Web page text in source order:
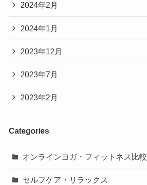
2024年2月
2024年1月
2023年12月
2023年7月
2023年2月
Categories
オンラインヨガ・フィットネス比較
セルフケア・リラックス